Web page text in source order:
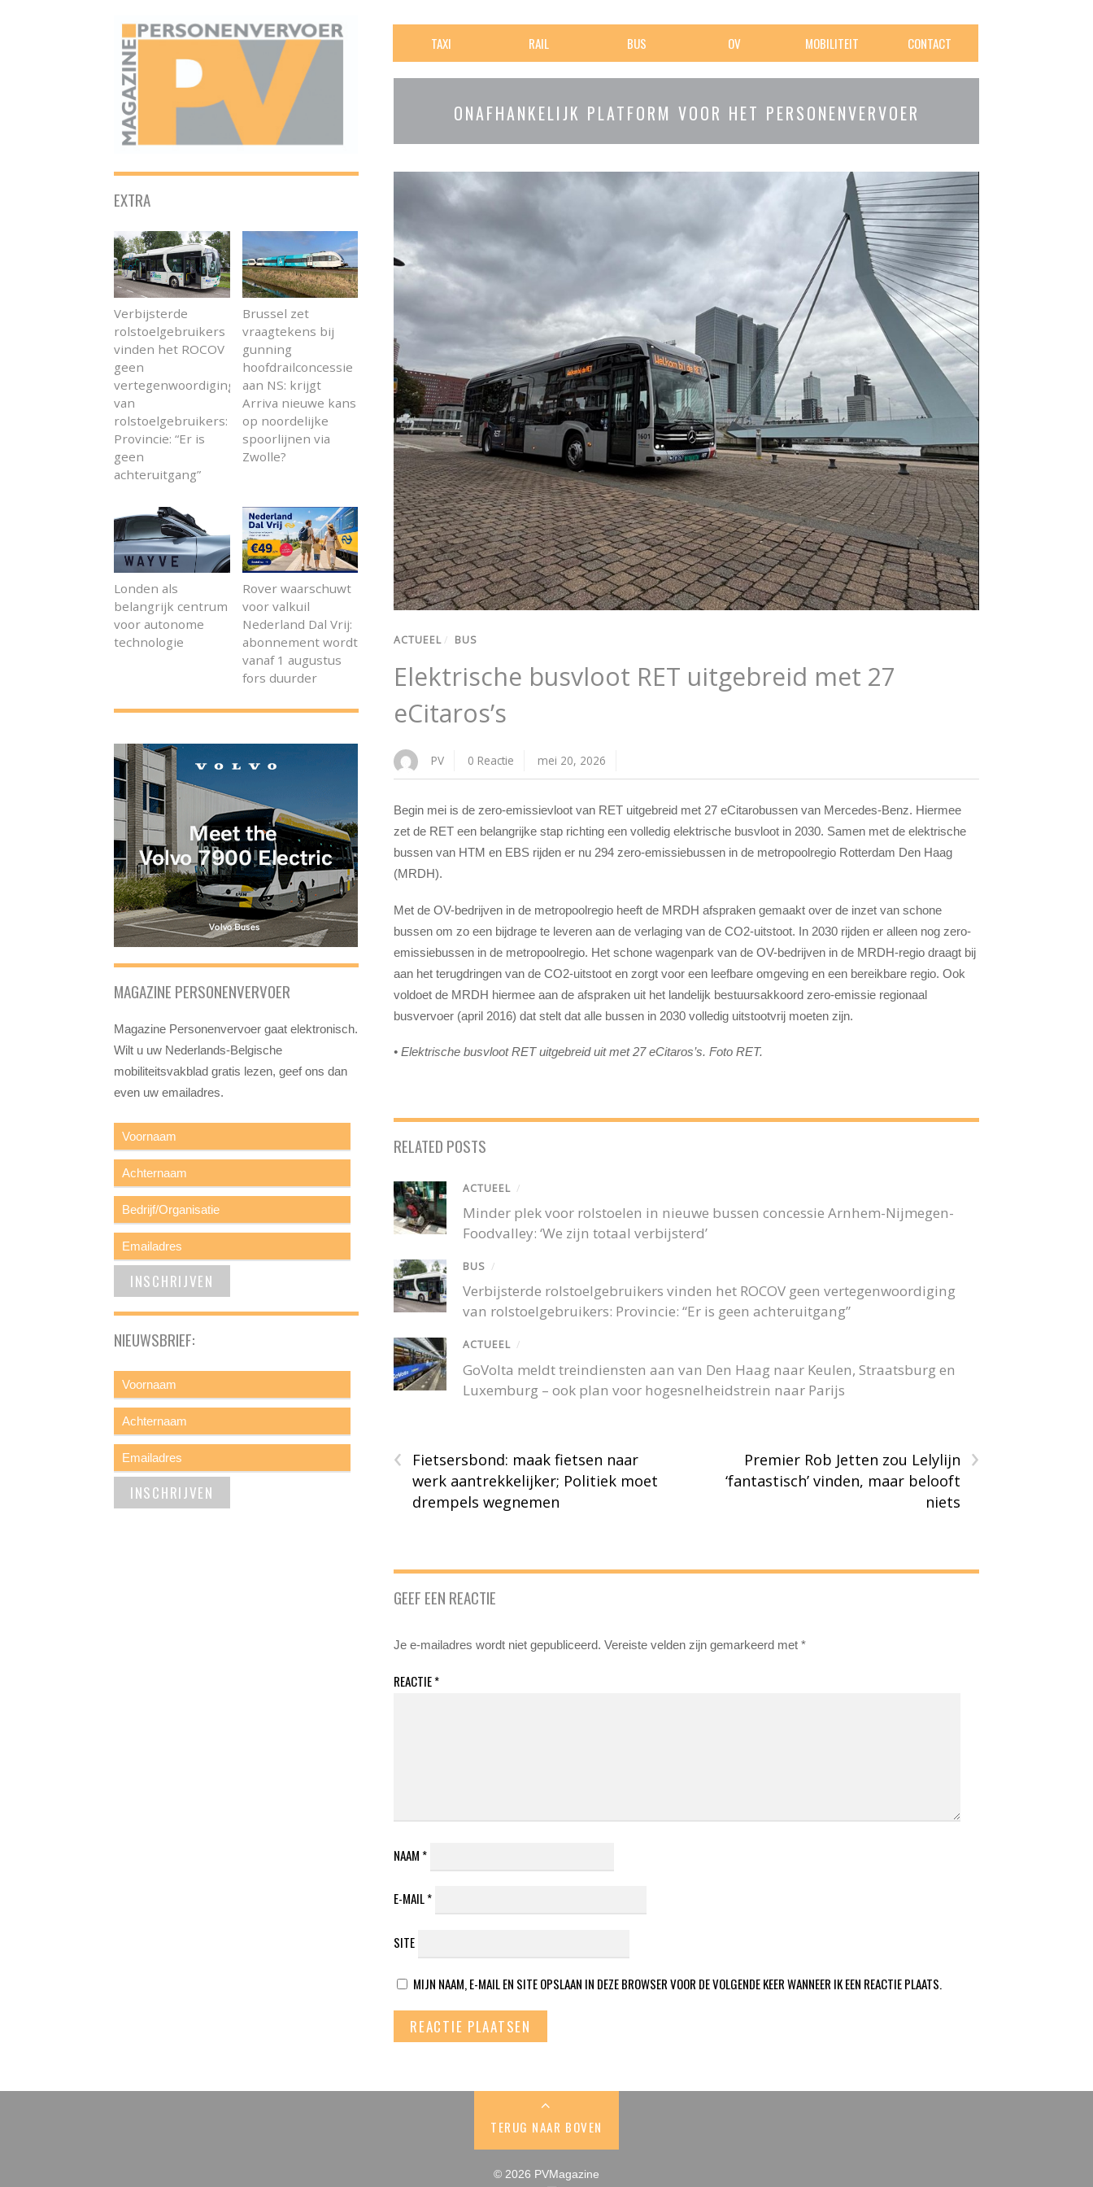
TAXI RAIL BUS OV MOBILITEIT CONTACT
ONAFHANKELIJK PLATFORM VOOR HET PERSONENVERVOER
ACTUEEL/ BUS
Elektrische busvloot RET uitgebreid met 27
eCitaros’s
PV 0 Reactie mei 20, 2026
Begin mei is de zero-emissievloot van RET uitgebreid met 27 eCitarobussen van Mercedes-Benz. Hiermee
zet de RET een belangrijke stap richting een volledig elektrische busvloot in 2030. Samen met de elektrische
bussen van HTM en EBS rijden er nu 294 zero-emissiebussen in de metropoolregio Rotterdam Den Haag
(MRDH).
Met de OV-bedrijven in de metropoolregio heeft de MRDH afspraken gemaakt over de inzet van schone
bussen om zo een bijdrage te leveren aan de verlaging van de CO2-uitstoot. In 2030 rijden er alleen nog zero-
emissiebussen in de metropoolregio. Het schone wagenpark van de OV-bedrijven in de MRDH-regio draagt bij
aan het terugdringen van de CO2-uitstoot en zorgt voor een leefbare omgeving en een bereikbare regio. Ook
voldoet de MRDH hiermee aan de afspraken uit het landelijk bestuursakkoord zero-emissie regionaal
busvervoer (april 2016) dat stelt dat alle bussen in 2030 volledig uitstootvrij moeten zijn.
• Elektrische busvloot RET uitgebreid uit met 27 eCitaros’s. Foto RET.
RELATED POSTS
ACTUEEL /
Minder plek voor rolstoelen in nieuwe bussen concessie Arnhem-Nijmegen-
Foodvalley: ‘We zijn totaal verbijsterd’
BUS /
Verbijsterde rolstoelgebruikers vinden het ROCOV geen vertegenwoordiging
van rolstoelgebruikers: Provincie: “Er is geen achteruitgang”
ACTUEEL /
GoVolta meldt treindiensten aan van Den Haag naar Keulen, Straatsburg en
Luxemburg – ook plan voor hogesnelheidstrein naar Parijs
‹
Fietsersbond: maak fietsen naar
werk aantrekkelijker; Politiek moet
drempels wegnemen
›
Premier Rob Jetten zou Lelylijn
‘fantastisch’ vinden, maar belooft
niets
GEEF EEN REACTIE
Je e-mailadres wordt niet gepubliceerd. Vereiste velden zijn gemarkeerd met*
REACTIE*
NAAM *
E-MAIL*
SITE
MIJN NAAM, E-MAIL EN SITE OPSLAAN IN DEZE BROWSER VOOR DE VOLGENDE KEER WANNEER IK EEN REACTIE PLAATS.
EXTRA
Verbijsterde
rolstoelgebruikers
vinden het ROCOV
geen
vertegenwoordiging
van
rolstoelgebruikers:
Provincie: “Er is
geen
achteruitgang”
Brussel zet
vraagtekens bij
gunning
hoofdrailconcessie
aan NS: krijgt
Arriva nieuwe kans
op noordelijke
spoorlijnen via
Zwolle?
Londen als
belangrijk centrum
voor autonome
technologie
Rover waarschuwt
voor valkuil
Nederland Dal Vrij:
abonnement wordt
vanaf 1 augustus
fors duurder
MAGAZINE PERSONENVERVOER
Magazine Personenvervoer gaat elektronisch.
Wilt u uw Nederlands-Belgische
mobiliteitsvakblad gratis lezen, geef ons dan
even uw emailadres.
NIEUWSBRIEF:
TERUG NAAR BOVEN
© 2026 PVMagazine